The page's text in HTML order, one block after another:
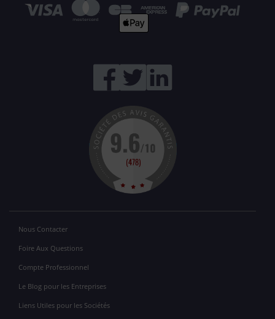
Nous Contacter
Foire Aux Questions
Compte Professionnel
Le Blog pour les Entreprises
Liens Utiles pour les Sociétés